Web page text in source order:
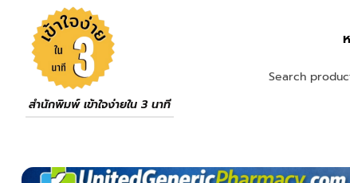
สำนักพิมพ์ เข้าใจง่ายใน 3 นาที